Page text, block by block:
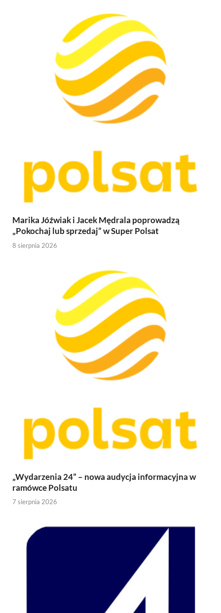
Marika Jóźwiak i Jacek Mędrala poprowadzą
„Pokochaj lub sprzedaj” w Super Polsat
8 sierpnia 2026
„Wydarzenia 24” – nowa audycja informacyjna w
ramówce Polsatu
7 sierpnia 2026